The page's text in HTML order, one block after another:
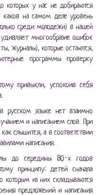
которых у нас не добираются
каков на самом деле уровень
среди молодежи) в нашей
многообразие ошибок
журналы), которые остаются,
программы проверку
привыкли, успокоив себя
русском языке нет взаимно
и написанием слов. При
слышится, а в соответствии
написания.
до середины 80-х годов
принципу: детей сначала
которым из них складываются
предложений и написания